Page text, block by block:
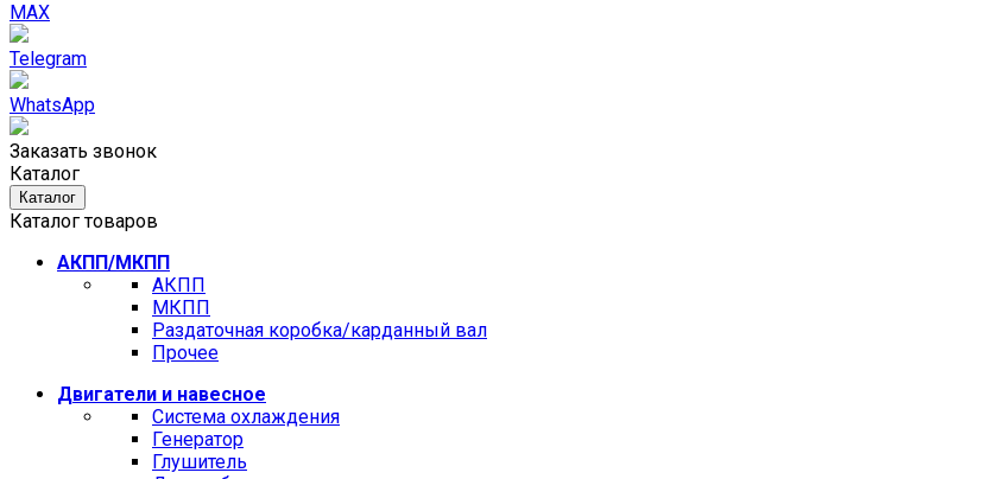
MAX
Telegram
WhatsApp
Заказать звонок
Каталог
Каталог
Каталог товаров
АКПП/МКПП
АКПП
МКПП
Раздаточная коробка/карданный вал
Прочее
Двигатели и навесное
Cистема охлаждения
Генератор
Глушитель